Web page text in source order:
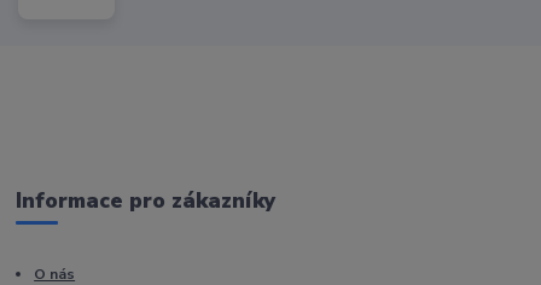
Informace pro zákazníky
O nás